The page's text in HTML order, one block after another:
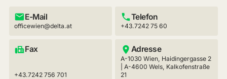
E-Mail
officewien@delta.at
Telefon
+43.7242 75 60
Fax
+43.7242 756 701
Adresse
A-1030 Wien, Haidingergasse 2
| A-4600 Wels, Kalkofenstraße
21